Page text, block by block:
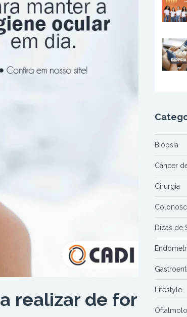
realizar de for
Biópsia
Câncer
Cirurgia
Dicas de
Lifestyle